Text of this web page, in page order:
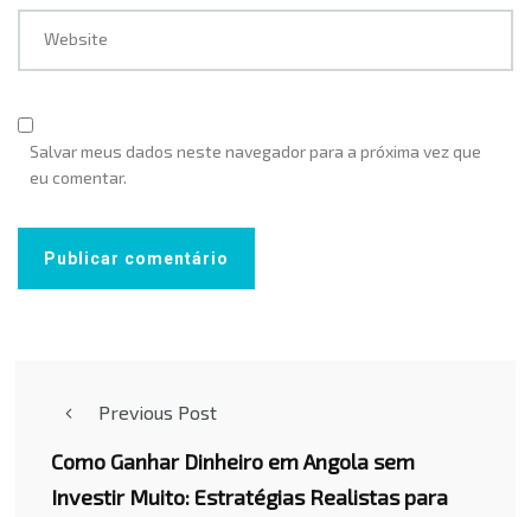
Website
Salvar meus dados neste navegador para a próxima vez que
eu comentar.
Previous Post
Como Ganhar Dinheiro em Angola sem
Investir Muito: Estratégias Realistas para